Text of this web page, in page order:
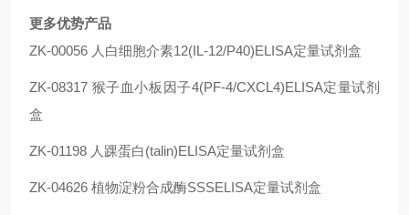
更多优势产品
ZK-00056 人白细胞介素12(IL-12/P40)ELISA定量试剂盒
ZK-08317 猴子血小板因子4(PF-4/CXCL4)ELISA定量试剂
盒
ZK-01198 人踝蛋白(talin)ELISA定量试剂盒
ZK-04626 植物淀粉合成酶SSSELISA定量试剂盒